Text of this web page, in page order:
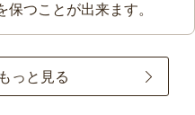
つことが出来ます。
っと見る